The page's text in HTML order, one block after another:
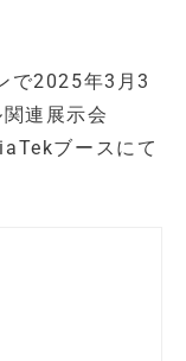
で2025年3月3
連展示会
ブースにて